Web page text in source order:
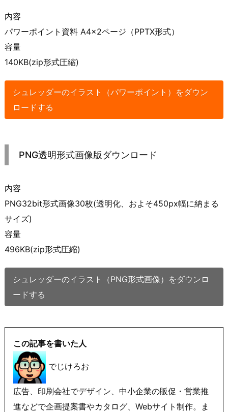
内容
パワーポイント資料 A4×2ページ（PPTX形式）
容量
140KB(zip形式圧縮)
シュレッダーのイラスト（パワーポイント）をダウン
ロードする
PNG透明形式画像版ダウンロード
内容
PNG32bit形式画像30枚(透明化、およそ450px幅に納まる
サイズ)
容量
496KB(zip形式圧縮)
シュレッダーのイラスト（PNG形式画像）をダウンロ
ードする
この記事を書いた人
でじけろお
広告、印刷会社でデザイン、中小企業の販促・営業推
進などで企画提案書やカタログ、Webサイト制作。ま